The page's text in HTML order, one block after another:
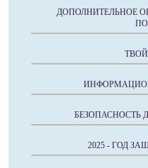
ДОПОЛНИТЕЛЬНОЕ
БЕЗОПАСНОСТЬ
2025 - ГОД